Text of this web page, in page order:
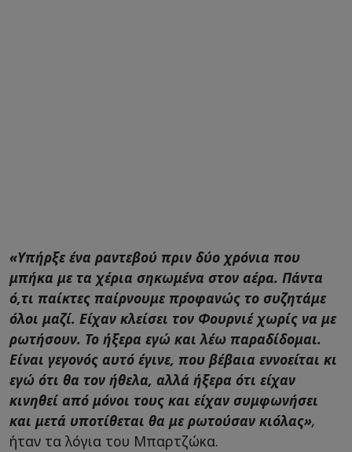
«Υπήρξε ένα ραντεβού πριν δύο χρόνια που
μπήκα με τα χέρια σηκωμένα στον αέρα. Πάντα
ό,τι παίκτες παίρνουμε προφανώς το συζητάμε
όλοι μαζί. Είχαν κλείσει τον Φουρνιέ χωρίς να με
ρωτήσουν. Το ήξερα εγώ και λέω παραδίδομαι.
Είναι γεγονός αυτό έγινε, που βέβαια εννοείται κι
εγώ ότι θα τον ήθελα, αλλά ήξερα ότι είχαν
κινηθεί από μόνοι τους και είχαν συμφωνήσει
και μετά υποτίθεται θα με ρωτούσαν κιόλας»,
ήταν τα λόγια του Μπαρτζώκα.